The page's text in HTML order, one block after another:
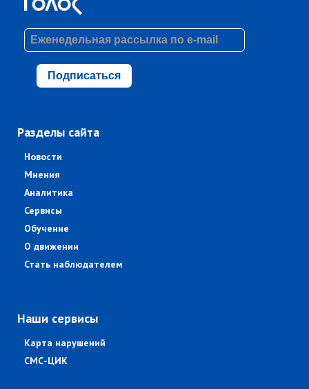
Подписаться
Разделы сайта
Новости
Мнения
Аналитика
Сервисы
Обучение
О движении
Стать наблюдателем
Наши сервисы
Карта нарушений
СМС-ЦИК